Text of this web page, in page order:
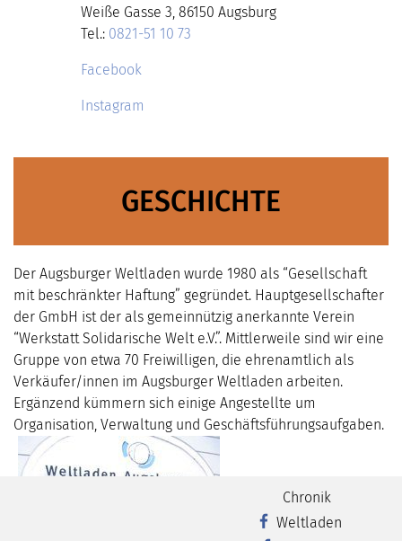
Weiße Gasse 3, 86150 Augsburg
Tel.: 0821-51 10 73
Facebook
Instagram
GESCHICHTE
Der Augsburger Weltladen wurde 1980 als “Gesellschaft
mit beschränkter Haftung” gegründet. Hauptgesellschafter
der GmbH ist der als gemeinnützig anerkannte Verein
“Werkstatt Solidarische Welt e.V.”. Mittlerweile sind wir eine
Gruppe von etwa 70 Freiwilligen, die ehrenamtlich als
Verkäufer/innen im Augsburger Weltladen arbeiten.
Ergänzend kümmern sich einige Angestellte um
Organisation, Verwaltung und Geschäftsführungsaufgaben.
Chronik
Weltladen